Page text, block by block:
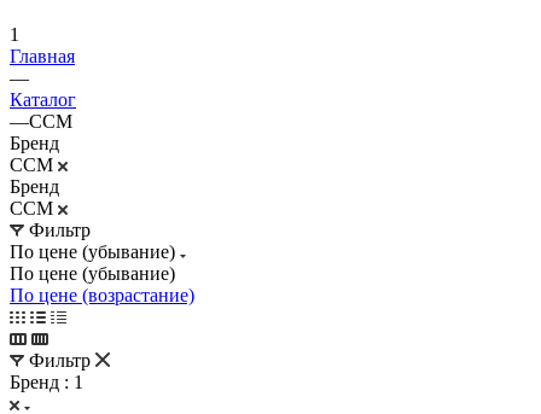
1
Главная
—
Каталог
—CCM
Бренд
CCM
Бренд
CCM
Фильтр
По цене (убывание)
По цене (убывание)
По цене (возрастание)
Фильтр
Бренд : 1